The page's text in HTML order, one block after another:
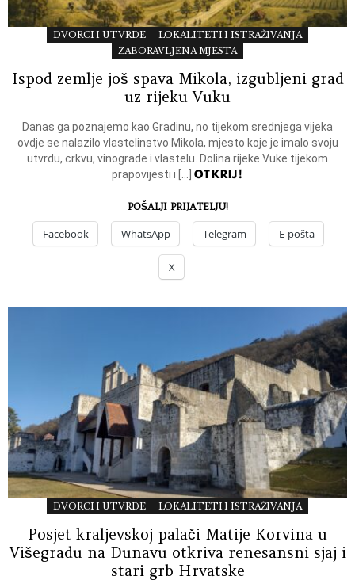
DVORCI I UTVRDE
LOKALITETI I ISTRAŽIVANJA
ZABORAVLJENA MJESTA
Ispod zemlje još spava Mikola, izgubljeni grad
uz rijeku Vuku
Danas ga poznajemo kao Gradinu, no tijekom srednjega vijeka
ovdje se nalazilo vlastelinstvo Mikola, mjesto koje je imalo svoju
utvrdu, crkvu, vinograde i vlastelu. Dolina rijeke Vuke tijekom
prapovijesti i […] OTKRIJ!
POŠALJI PRIJATELJU!
Facebook WhatsApp Telegram E-pošta
X
DVORCI I UTVRDE LOKALITETI I ISTRAŽIVANJA
Posjet kraljevskoj palači Matije Korvina u
Višegradu na Dunavu otkriva renesansni sjaj i
stari grb Hrvatske